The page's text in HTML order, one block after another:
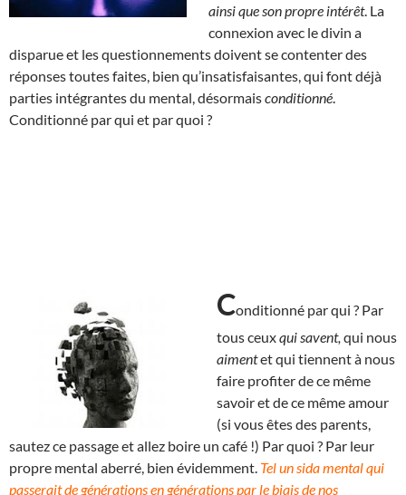
ainsi que son propre intérêt. La
connexion avec le divin a
disparue et les questionnements doivent se contenter des
réponses toutes faites, bien qu’insatisfaisantes, qui font déjà
parties intégrantes du mental, désormaisconditionné
Conditionné par qui et par quoi ?
Conditionné par qui ? Par
tous ceuxqui savent, qui nous
aimentet qui tiennent à nous
faire profiter de ce même
savoir et de ce même amour
(si vous êtes des parents,
sautez ce passage et allez boire un café !) Par quoi ? Par leur
propre mental aberré, bien évidemment. Tel un sida mental qui
passerait de générations en générations par le biais de nos